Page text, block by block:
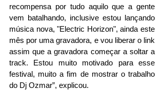
recompensa por tudo aquilo que a gente
vem batalhando, inclusive estou lançando
música nova, "Electric Horizon", ainda este
mês por uma gravadora, e vou liberar o link
assim que a gravadora começar a soltar a
track. Estou muito motivado para esse
festival, muito a fim de mostrar o trabalho
do Dj Ozmar”, explicou.